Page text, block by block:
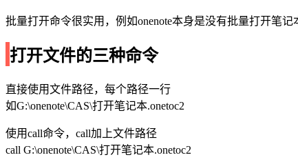
批量打开命令很实用，例如onenote本身是没有批量打开笔
打开文件的三种命令
直接使用文件路径，每个路径一行
如G:\onenote\CAS\打开笔记本.onetoc2
使用call命令，call加上文件路径
call G:\onenote\CAS\打开笔记本.onetoc2